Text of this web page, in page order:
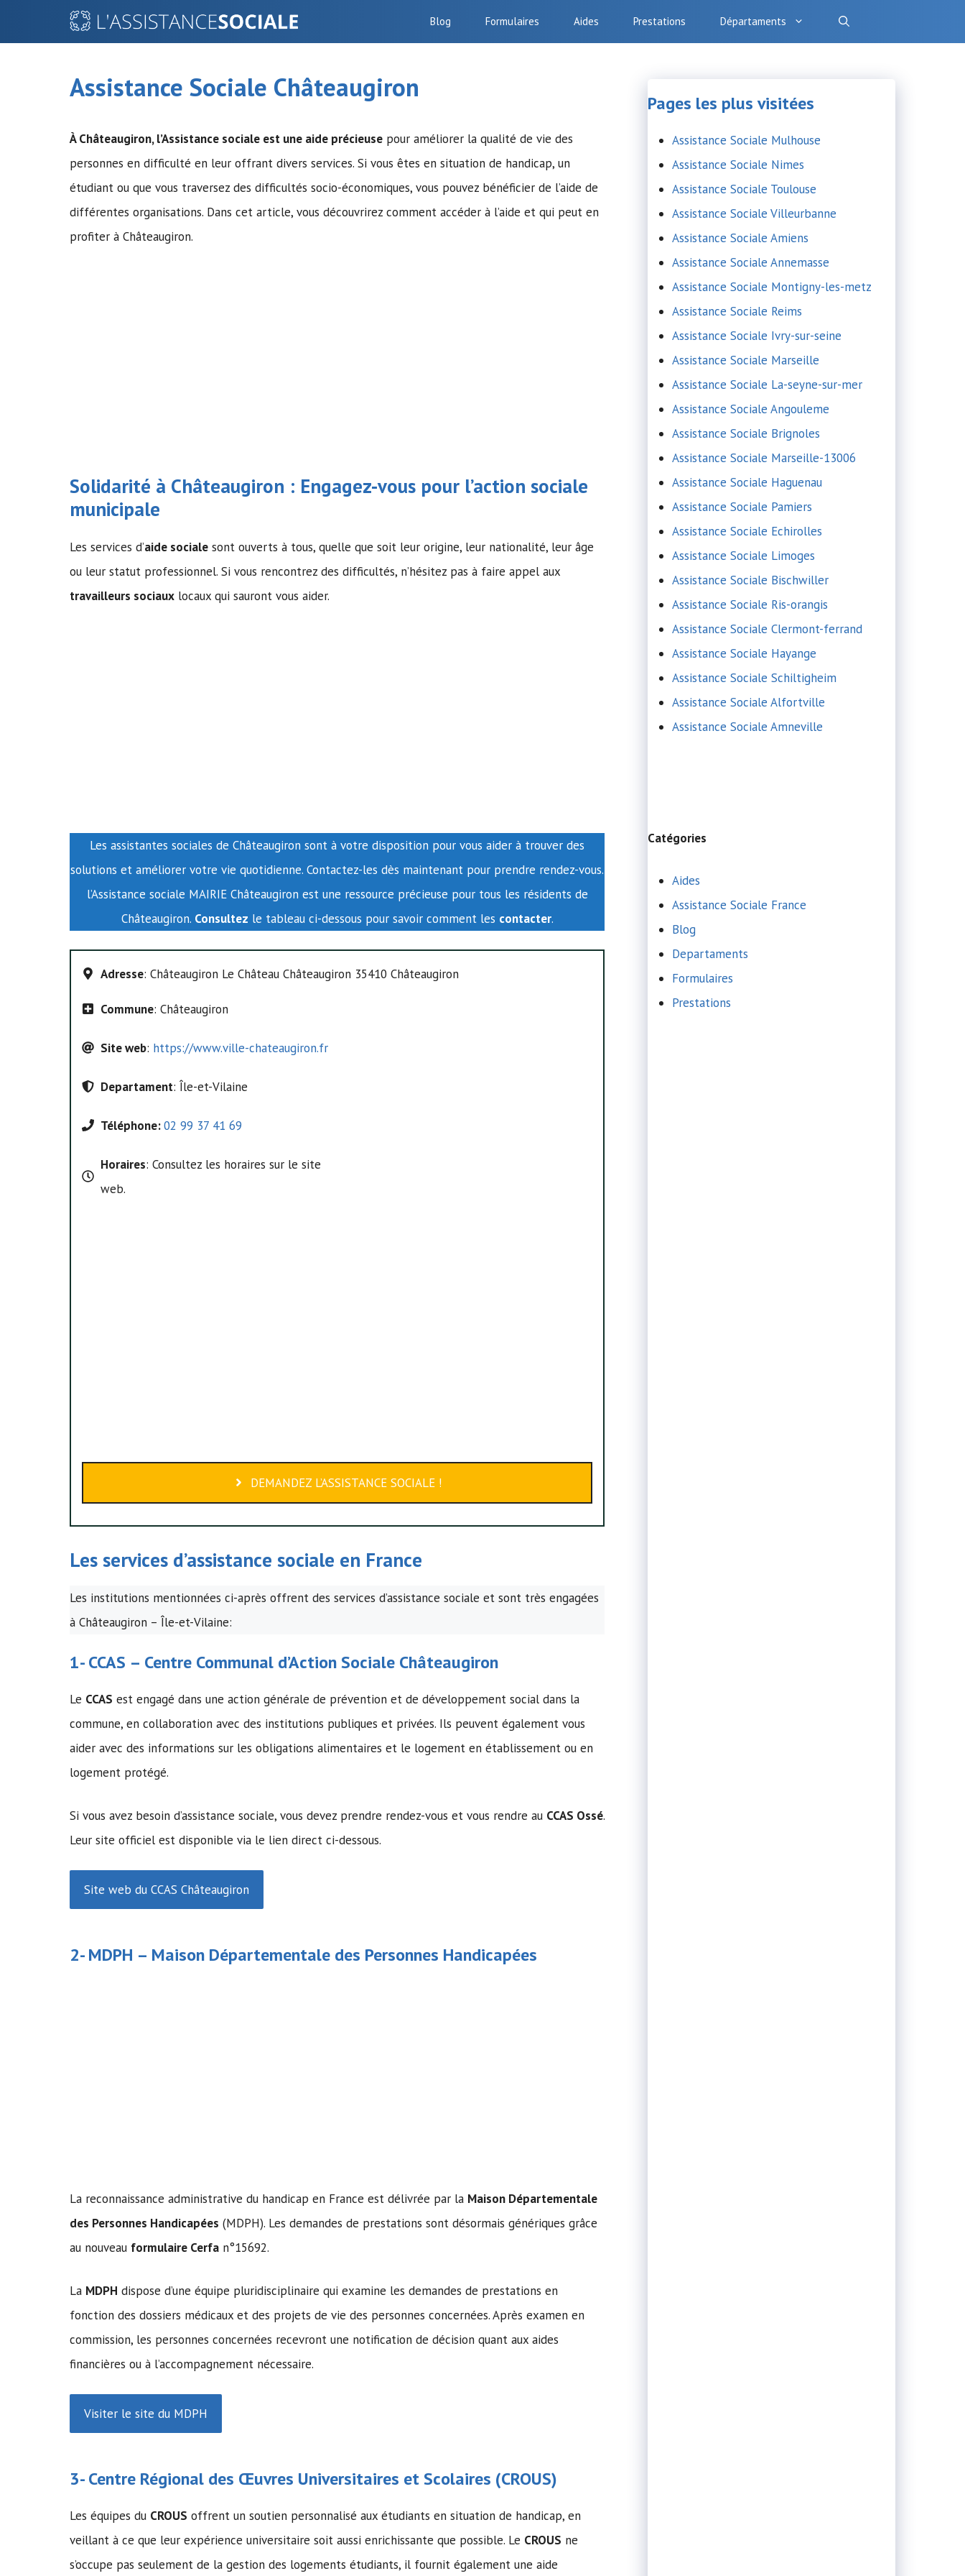
Blog Formulaires Aides Prestations Départaments
Assistance Sociale Châteaugiron
À Châteaugiron,l’Assistance sociale est une aide précieuse pour améliorer la qualité de vie des
personnes en difficulté en leur offrant divers services. Si vous êtes en situation de handicap, un
étudiant ou que vous traversez des difficultés socio-économiques, vous pouvez bénéficier de l’aide de
différentes organisations. Dans cet article, vous découvrirez comment accéder à l’aide et qui peut en
profiter à Châteaugiron.
Solidarité à Châteaugiron : Engagez-vous pour l’action sociale
municipale
Les services d’aide sociale sont ouverts à tous, quelle que soit leur origine, leur nationalité, leur âge
ou leur statut professionnel. Si vous rencontrez des difficultés, n’hésitez pas à faire appel aux
travailleurs sociaux locaux qui sauront vous aider.
Les assistantes sociales de Châteaugiron sont à votre disposition pour vous aider à trouver des
solutions et améliorer votre vie quotidienne. Contactez-les dès maintenant pour prendre rendez-vous.
l’Assistance sociale MAIRIE Châteaugiron est une ressource précieuse pour tous les résidents de
Châteaugiron. Consultez le tableau ci-dessous pour savoir comment les contacter.
Adresse: Châteaugiron Le Château Châteaugiron 35410 Châteaugiron
Commune: Châteaugiron
Site web: https://www.ville-chateaugiron.fr
Departament: Île-et-Vilaine
Téléphone:02 99 37 41 69
Horaires: Consultez les horaires sur le site
web.
DEMANDEZ L’ASSISTANCE SOCIALE !
Les services d’assistance sociale en France
Les institutions mentionnées ci-après offrent des services d’assistance sociale et sont très engagées
à Châteaugiron – Île-et-Vilaine:
1-CCAS – Centre Communal d’Action Sociale Châteaugiron
Le CCAS est engagé dans une action générale de prévention et de développement social dans la
commune, en collaboration avec des institutions publiques et privées. Ils peuvent également vous
aider avec des informations sur les obligations alimentaires et le logement en établissement ou en
logement protégé.
Si vous avez besoin d’assistance sociale, vous devez prendre rendez-vous et vous rendre au CCAS Ossé.
Leur site officiel est disponible via le lien direct ci-dessous.
Site web du CCAS Châteaugiron
2- MDPH – Maison Départementale des Personnes Handicapées
La reconnaissance administrative du handicap en France est délivrée par la Maison Départementale
des Personnes Handicapées (MDPH). Les demandes de prestations sont désormais génériques grâce
au nouveau formulaire Cerfa n°15692.
La MDPH dispose d’une équipe pluridisciplinaire qui examine les demandes de prestations en
fonction des dossiers médicaux et des projets de vie des personnes concernées. Après examen en
commission, les personnes concernées recevront une notification de décision quant aux aides
financières ou à l’accompagnement nécessaire.
Visiter le site du MDPH
3- Centre Régional des Œuvres Universitaires et Scolaires (CROUS)
Les équipes du CROUS offrent un soutien personnalisé aux étudiants en situation de handicap, en
veillant à ce que leur expérience universitaire soit aussi enrichissante que possible. Le CROUS ne
s’occupe pas seulement de la gestion des logements étudiants, il fournit également une aide
Pages les plus visitées
Assistance Sociale Mulhouse
Assistance Sociale Nimes
Assistance Sociale Toulouse
Assistance Sociale Villeurbanne
Assistance Sociale Amiens
Assistance Sociale Annemasse
Assistance Sociale Montigny-les-metz
Assistance Sociale Reims
Assistance Sociale Ivry-sur-seine
Assistance Sociale Marseille
Assistance Sociale La-seyne-sur-mer
Assistance Sociale Angouleme
Assistance Sociale Brignoles
Assistance Sociale Marseille-13006
Assistance Sociale Haguenau
Assistance Sociale Pamiers
Assistance Sociale Echirolles
Assistance Sociale Limoges
Assistance Sociale Bischwiller
Assistance Sociale Ris-orangis
Assistance Sociale Clermont-ferrand
Assistance Sociale Hayange
Assistance Sociale Schiltigheim
Assistance Sociale Alfortville
Assistance Sociale Amneville
Catégories
Aides
Assistance Sociale France
Blog
Departaments
Formulaires
Prestations